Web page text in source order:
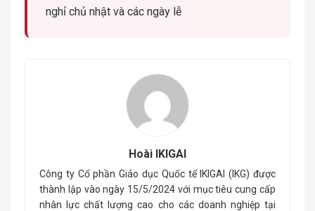
nghỉ chủ nhật và các ngày lễ
Hoài IKIGAI
Công ty Cổ phần Giáo dục Quốc tế IKIGAI (IKG) được
thành lập vào ngày 15/5/2024 với mục tiêu cung cấp
nhân lực chất lượng cao cho các doanh nghiệp tại